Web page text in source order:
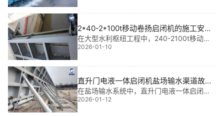
压合页坝化工场景耐酸碱腐蚀定制生产不是
简单“加厚”或“刷漆”，而是从材料选型到结构
2*40-2*100t移动卷扬启闭机的施工安全
技术规范|稳如磐石的水利“守护者”
在大型水利枢纽工程中，240-2100t移动卷
扬启闭机不仅是闸门启闭的核心设备，更是
平面闸门启闭、弧形闸门操作、船闸**控制
等多重任务，一旦失效，将直接影响
2026-01-10
直升门电液一体启闭机盐场输水渠道故障
应急处理流程|****护航盐场供水安全
在盐场输水系统中，直升门电液一体启闭机
是保障渠道水流调控的核心设备。我参与过
多个大型水利项目，深知其一旦失效，将直
2026-01-12